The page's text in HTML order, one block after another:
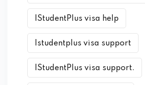
IStudentPlus visa help
Istudentplus visa support
IStudentPlus visa support.